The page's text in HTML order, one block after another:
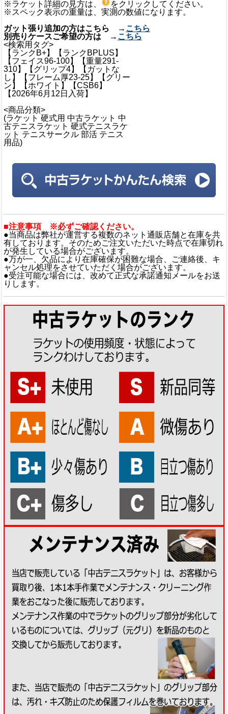
※ラケット詳細の見方は、
をクリックしてください。
※スペック表示の重量は、実測の数値になります。
ガット張り追加の方はこちら → こちら
別売りケースご希望の方は → こちら
<検索用タグ>
【ランクB+】【ランクBPLUS】
【フェイス96-100】【重量291-
310】【グリップ4】【ガットな
し】【フレーム厚23-25】【グリー
ン】【ホワイト】【CSB6】
【2026年6月12日入荷】
<商品分類>
(ラケット 硬式用 中古ラケット 中
古テニスラケット 硬式テニスラケ
ット テニスサークル 部活 テニス
用品)
■注意事項 ※必ずご確認ください。
●当商品は弊社が運営する複数のネット通販店舗と在庫を共
有しております。そのためご注文いただいた時点で在庫切れ
が発生している場合がございます。
●万が一、欠品により在庫確保が困難な場合、ご連絡後、キ
ャンセル処理をさせていただく場合がございます。
●受注可能な場合には、改めて正式な承諾通知メールをお送
りします。